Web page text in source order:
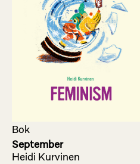
Bok
September
Heidi Kurvinen